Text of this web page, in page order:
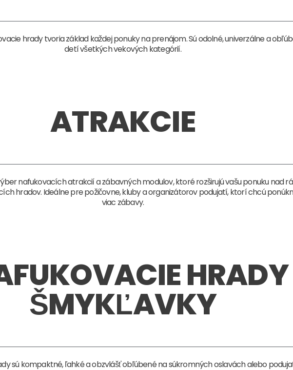
hrady tvoria základ každej ponuky na prenájom. Sú odolné, univerzálne a
detí všetkých vekových kategórií.
ATRAKCIE
nafukovacích atrakcií a zábavných modulov, ktoré rozširujú vašu ponuku nad
hradov. Ideálne pre požičovne, kluby a organizátorov podujatí, ktorí chcú
viac zábavy.
HRADY
ŠMYKĽAVKY
sú kompaktné, ľahké a obzvlášť obľúbené na súkromných oslavách alebo